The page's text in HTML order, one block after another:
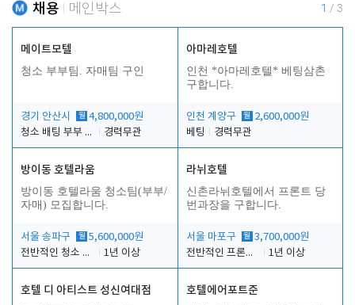
채용 메인박스 1 / 3
메이트모텔
청소 부부팀. 자매팀 구인
경기 안산시 월 4,800,000원
청소 배팅 부부 구합니다
경력무관
아마레호텔
인천 *아마레호텔* 베팅삼촌
구합니다.
인천 계양구 월 2,600,000원
베팅
경력무관
방이동 호텔라움
방이동 호텔라움 청소팀(부부/
자매) 모집합니다.
서울 송파구 월 5,600,000원
전반적인 청소 업무(객실청소.객실정리)
1년 이상
라뉘호텔
신촌라뉘호텔에서 프론트 당
번과장을 구합니다.
서울 마포구 월 3,700,000원
전반적인 프론트 당번업무
1년 이상
호텔 디 아티스트 성신여대점 호텔에어포트준